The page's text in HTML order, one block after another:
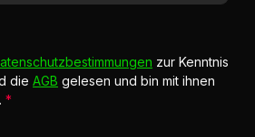
zur Kenntnis
dieAGB gelesen und bin mit ihnen
*